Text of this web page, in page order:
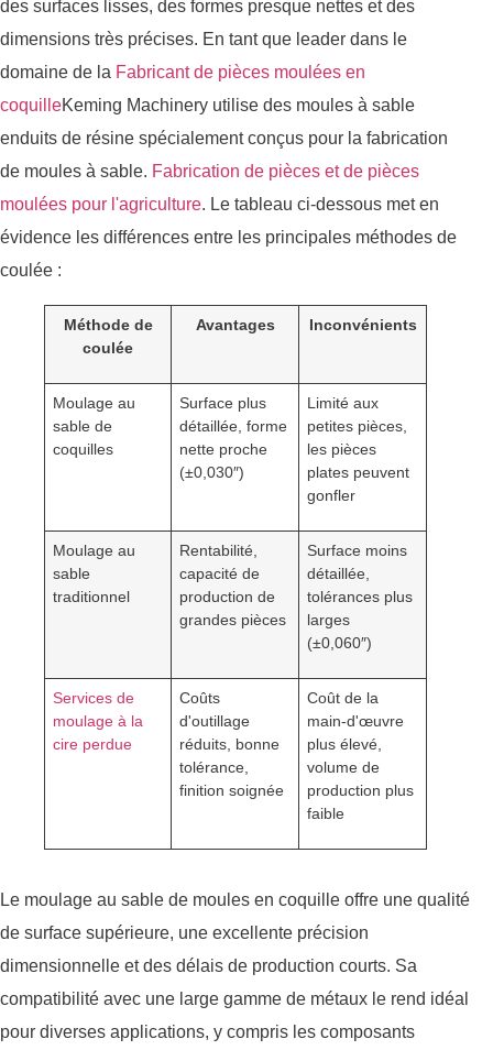
des surfaces lisses, des formes presque nettes et des
dimensions très précises. En tant que leader dans le
domaine de la Fabricant de pièces moulées en
coquilleKeming Machinery utilise des moules à sable
enduits de résine spécialement conçus pour la fabrication
de moules à sable. Fabrication de pièces et de pièces
moulées pour l'agriculture. Le tableau ci-dessous met en
évidence les différences entre les principales méthodes de
coulée :
Méthode de
coulée
Avantages Inconvénients
Moulage au
sable de
coquilles
Surface plus
détaillée, forme
nette proche
(±0,030″)
Limité aux
petites pièces,
les pièces
plates peuvent
gonfler
Moulage au
sable
traditionnel
Rentabilité,
capacité de
production de
grandes pièces
Surface moins
détaillée,
tolérances plus
larges
(±0,060″)
Services de
moulage à la
cire perdue
Coûts
d'outillage
réduits, bonne
tolérance,
finition soignée
Coût de la
main-d'œuvre
plus élevé,
volume de
production plus
faible
Le moulage au sable de moules en coquille offre une qualité
de surface supérieure, une excellente précision
dimensionnelle et des délais de production courts. Sa
compatibilité avec une large gamme de métaux le rend idéal
pour diverses applications, y compris les composants